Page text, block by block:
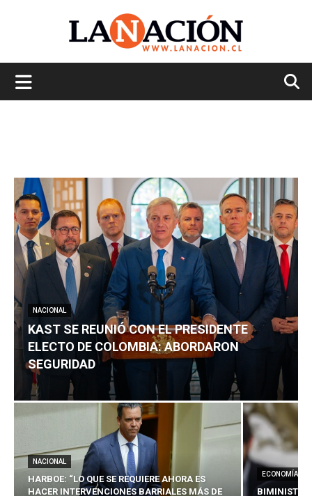
NACIONAL
KAST SE REUNIÓ CON EL PRESIDENTE
ELECTO DE COLOMBIA: ABORDARON
SEGURIDAD
NACIONAL
HARBOE: “LO QUE SE REQUIERE AHORA ES
HACER INTERVENCIONES BARRIALES MÁS DE
ECONOMÍA
BIMINISTRO